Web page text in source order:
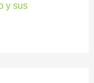
y sus